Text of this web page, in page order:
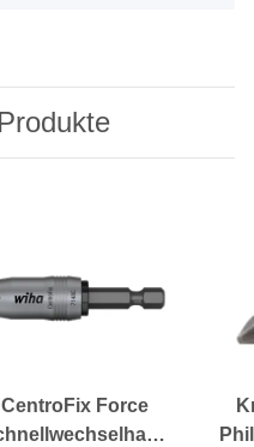
CentroFix Force